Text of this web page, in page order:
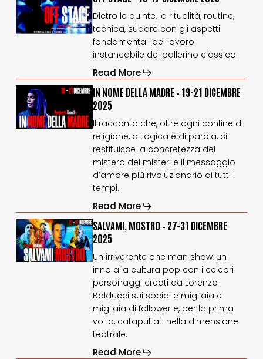
STAGE
–
16-
–
16-
17
dicembre
Dietro le quinte, la ritualità, routine,
tecnica, sudore con gli aspetti
fondamentali del lavoro
instancabile del ballerino classico.
Read More
NOME
DELLA
MADRE
IN
NOME
DELLA
MADRE
–
19-
21
dicembre
2025
IN NOME DELLA MADRE – 19-21 DICEMBRE
2025
Il racconto che, oltre ogni confine di
religione, di logica e di parola, ci
restituisce la concretezza del
mistero dei misteri e il messaggio
d’amore più rivoluzionario di tutti i
tempi.
Read More
SALVAMI,
MOSTRO
–
27-
SALVAMI,
MOSTRO
–
27-
31
dicembre
2025
SALVAMI, MOSTRO – 27-31 DICEMBRE
2025
Un irriverente one man show, un
inno alla cultura pop con i celebri
personaggi creati da Lorenzo
Balducci sui social e migliaia e
migliaia di follower e, per la prima
volta, catapultati nella dimensione
teatrale.
Read More